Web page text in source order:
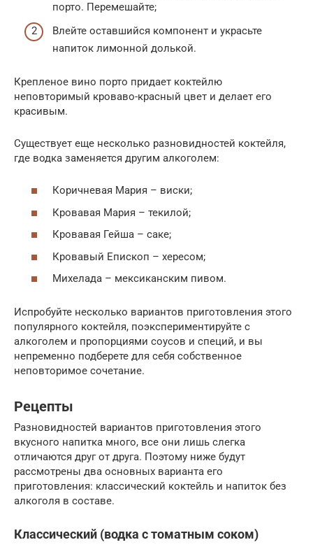
порто. Перемешайте;
Влейте оставшийся компонент и украсьте
напиток лимонной долькой.
Крепленое вино порто придает коктейлю
неповторимый кроваво-красный цвет и делает его
красивым.
Существует еще несколько разновидностей коктейля,
где водка заменяется другим алкоголем:
Коричневая Мария – виски;
Кровавая Мария – текилой;
Кровавая Гейша – саке;
Кровавый Епископ – хересом;
Михелада – мексиканским пивом.
Испробуйте несколько вариантов приготовления этого
популярного коктейля, поэкспериментируйте с
алкоголем и пропорциями соусов и специй, и вы
непременно подберете для себя собственное
неповторимое сочетание.
Рецепты
Разновидностей вариантов приготовления этого
вкусного напитка много, все они лишь слегка
отличаются друг от друга. Поэтому ниже будут
рассмотрены два основных варианта его
приготовления: классический коктейль и напиток без
алкоголя в составе.
Классический (водка с томатным соком)